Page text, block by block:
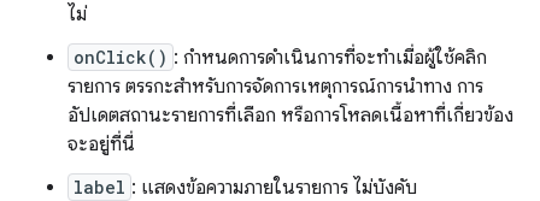
ไม่
onClick() : กำหนดการดำเนินการที่จะทำเมื่อผู้ใช้คลิก
รายการ ตรรกะสำหรับการจัดการเหตุการณ์การนำทาง การ
อัปเดตสถานะรายการที่เลือก หรือการโหลดเนื้อหาที่เกี่ยวข้อง
จะอยู่ที่นี่
label : แสดงข้อความภายในรายการ ไม่บังคับ